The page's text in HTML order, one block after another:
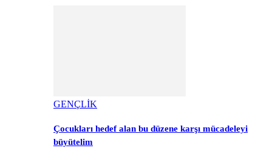
GENÇLİK
Çocukları hedef alan bu düzene karşı mücadeleyi
büyütelim